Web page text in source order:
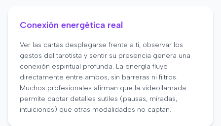
Conexión energética real
Ver las cartas desplegarse frente a ti, observar los
gestos del tarotista y sentir su presencia genera una
conexión espiritual profunda. La energía fluye
directamente entre ambos, sin barreras ni filtros.
Muchos profesionales afirman que la videollamada
permite captar detalles sutiles (pausas, miradas,
intuiciones) que otras modalidades no captan.